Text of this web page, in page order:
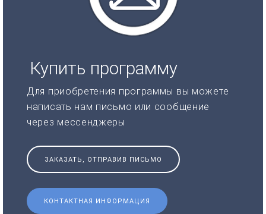
Купить программу
Для приобретения программы вы можете
написать нам письмо или сообщение
через мессенджеры
ЗАКАЗАТЬ, ОТПРАВИВ ПИСЬМО
КОНТАКТНАЯ ИНФОРМАЦИЯ